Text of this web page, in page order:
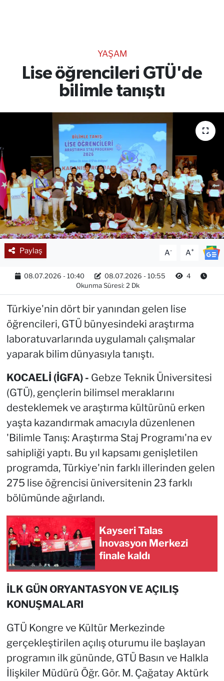
YAŞAM
Lise öğrencileri GTÜ'de
bilimle tanıştı
Paylaş A- A+
08.07.2026 - 10:40 08.07.2026 - 10:55
4
Okunma Süresi: 2 Dk
Türkiye'nin dört bir yanından gelen lise
öğrencileri, GTÜ bünyesindeki araştırma
laboratuvarlarında uygulamalı çalışmalar
yaparak bilim dünyasıyla tanıştı.
KOCAELİ (İGFA) - Gebze Teknik Üniversitesi
(GTÜ), gençlerin bilimsel meraklarını
desteklemek ve araştırma kültürünü erken
yaşta kazandırmak amacıyla düzenlenen
'Bilimle Tanış: Araştırma Staj Programı'na ev
sahipliği yaptı. Bu yıl kapsamı genişletilen
programda, Türkiye'nin farklı illerinden gelen
275 lise öğrencisi üniversitenin 23 farklı
bölümünde ağırlandı.
Kayseri Talas
İnovasyon Merkezi
finale kaldı
İLK GÜN ORYANTASYON VE AÇILIŞ
KONUŞMALARI
GTÜ Kongre ve Kültür Merkezinde
gerçekleştirilen açılış oturumu ile başlayan
programın ilk gününde, GTÜ Basın ve Halkla
İlişkiler Müdürü Öğr. Gör. M. Çağatay Aktürk
RESMİ İLANLAR
Gencsesfm Canlı Dinle